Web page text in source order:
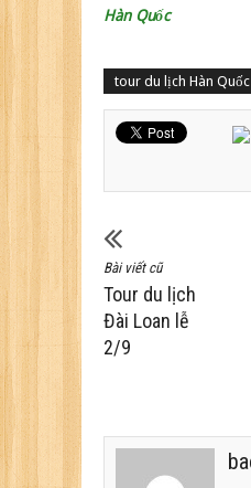
Hàn Quốc
tour du lịch Hàn
Bài viết cũ
Tour du lịch
Đài Loan lễ
2/9